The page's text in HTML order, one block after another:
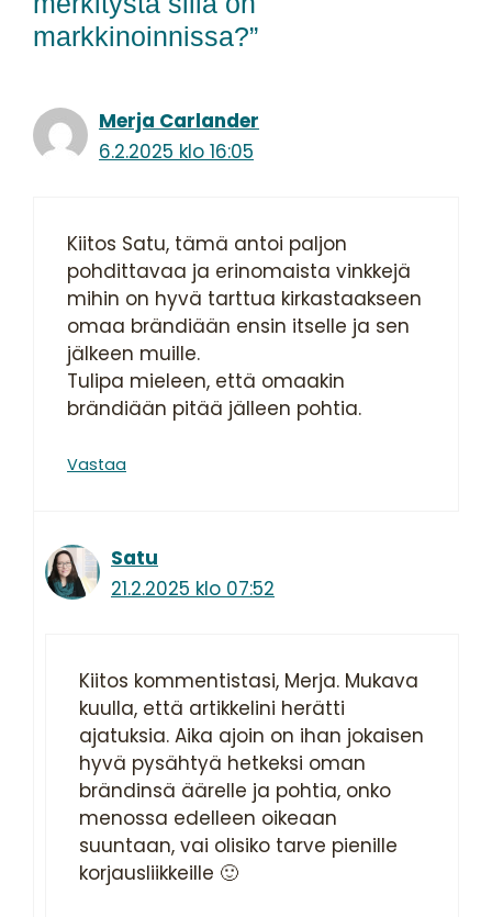
markkinoinnissa?”
Merja Carlander
6.2.2025 klo 16:05
Kiitos Satu, tämä antoi paljon
pohdittavaa ja erinomaista vinkkejä
mihin on hyvä tarttua kirkastaakseen
omaa brändiään ensin itselle ja sen
jälkeen muille.
Tulipa mieleen, että omaakin
brändiään pitää jälleen pohtia.
Vastaa
Satu
21.2.2025 klo 07:52
Kiitos kommentistasi, Merja. Mukava
kuulla, että artikkelini herätti
ajatuksia. Aika ajoin on ihan jokaisen
hyvä pysähtyä hetkeksi oman
brändinsä äärelle ja pohtia, onko
menossa edelleen oikeaan
suuntaan, vai olisiko tarve pienille
korjausliikkeille 🙂